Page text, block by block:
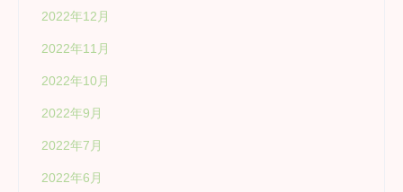
2022年12月
2022年11月
2022年10月
2022年9月
2022年7月
2022年6月